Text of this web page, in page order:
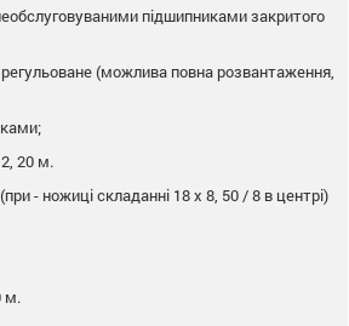
підшипниками закритого
регульоване (можлива повна розвантаження,
20 м.
- ножиці складанні 18 x 8, 50 / 8 в центрі)
м.